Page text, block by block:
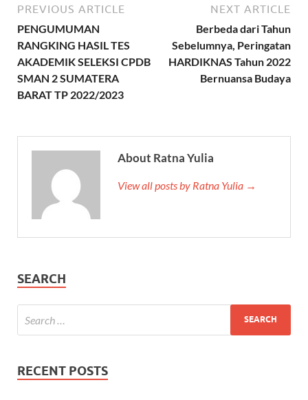
PREVIOUS ARTICLE
PENGUMUMAN
RANGKING HASIL TES
AKADEMIK SELEKSI CPDB
SMAN 2 SUMATERA
BARAT TP 2022/2023
NEXT ARTICLE
Berbeda dari Tahun
Sebelumnya, Peringatan
HARDIKNAS Tahun 2022
Bernuansa Budaya
About Ratna Yulia
View all posts by Ratna Yulia →
SEARCH
RECENT POSTS